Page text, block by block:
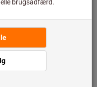
og derfor ikke